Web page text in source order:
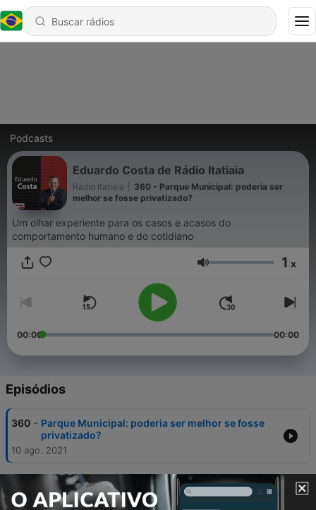
Podcasts
Eduardo Costa de Rádio Itatiaia
Rádio Itatiaia
360 - Parque Municipal: poderia ser
melhor se fosse privatizado?
Um olhar experiente para os casos e acasos do
comportamento humano e do cotidiano
Volume 1 x
00:00 00:00
Episódios
360 - Parque Municipal: poderia ser melhor se fosse
privatizado?
10 ago. 2021
359 - Golpes nas redes sociais
05 ago. 2021